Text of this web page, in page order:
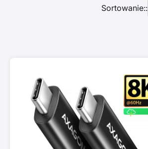
Sortowanie::